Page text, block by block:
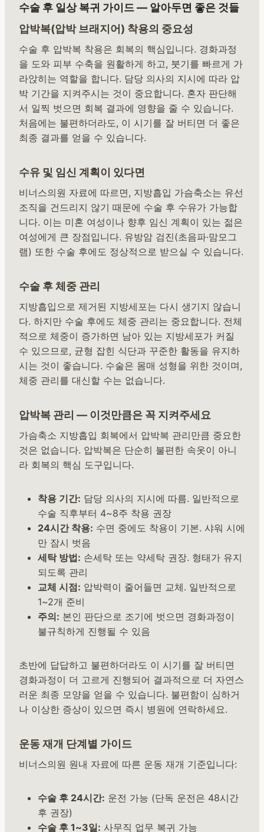
수술 후 일상 복귀 가이드 — 알아두면 좋은 것들
압박복(압박 브래지어) 착용의 중요성
수술 후 압박복 착용은 회복의 핵심입니다. 경화과정
을 도와 피부 수축을 원활하게 하고, 붓기를 빠르게 가
라앉히는 역할을 합니다. 담당 의사의 지시에 따라 압
박 기간을 지켜주시는 것이 중요합니다. 혼자 판단해
서 일찍 벗으면 회복 결과에 영향을 줄 수 있습니다.
처음에는 불편하더라도, 이 시기를 잘 버티면 더 좋은
최종 결과를 얻을 수 있습니다.
수유 및 임신 계획이 있다면
비너스의원 자료에 따르면, 지방흡입 가슴축소는 유선
조직을 건드리지 않기 때문에 수술 후 수유가 가능합
니다. 이는 미혼 여성이나 향후 임신 계획이 있는 젊은
여성에게 큰 장점입니다. 유방암 검진(초음파·맘모그
램) 또한 수술 후에도 정상적으로 받으실 수 있습니다.
수술 후 체중 관리
지방흡입으로 제거된 지방세포는 다시 생기지 않습니
다. 하지만 수술 후에도 체중 관리는 중요합니다. 전체
적으로 체중이 증가하면 남아 있는 지방세포가 커질
수 있으므로, 균형 잡힌 식단과 꾸준한 활동을 유지하
시는 것이 좋습니다. 수술은 몸매 성형을 위한 것이며,
체중 관리를 대신할 수는 없습니다.
압박복 관리 — 이것만큼은 꼭 지켜주세요
가슴축소 지방흡입 회복에서 압박복 관리만큼 중요한
것은 없습니다. 압박복은 단순히 불편한 속옷이 아니
라 회복의 핵심 도구입니다.
착용 기간: 담당 의사의 지시에 따름. 일반적으로
수술 직후부터 4~8주 착용 권장
24시간 착용: 수면 중에도 착용이 기본. 샤워 시에
만 잠시 벗음
세탁 방법: 손세탁 또는 약세탁 권장. 형태가 유지
되도록 관리
교체 시점: 압박력이 줄어들면 교체. 일반적으로
1~2개 준비
주의: 본인 판단으로 조기에 벗으면 경화과정이
불규칙하게 진행될 수 있음
초반에 답답하고 불편하더라도 이 시기를 잘 버티면
경화과정이 더 고르게 진행되어 결과적으로 더 자연스
러운 최종 모양을 얻을 수 있습니다. 불편함이 심하거
나 이상한 증상이 있으면 즉시 병원에 연락하세요.
운동 재개 단계별 가이드
비너스의원 원내 자료에 따른 운동 재개 기준입니다:
수술 후 24시간: 운전 가능 (단독 운전은 48시간
후 권장)
수술 후 1~3일: 사무직 업무 복귀 가능